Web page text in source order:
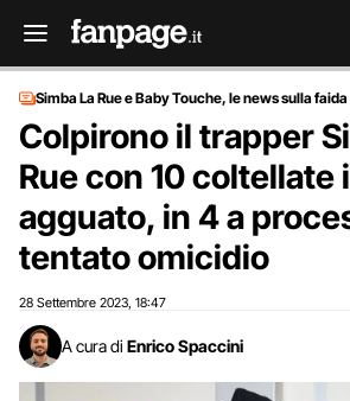
Simba La Rue e Baby Touche, le news sulla faida
Colpirono il trapper
Rue con 10 coltellate
agguato, in 4 a
tentato omicidio
28 Settembre 2023 18:47
A cura di Enrico Spaccini